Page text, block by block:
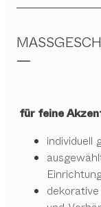
für feine
individuell